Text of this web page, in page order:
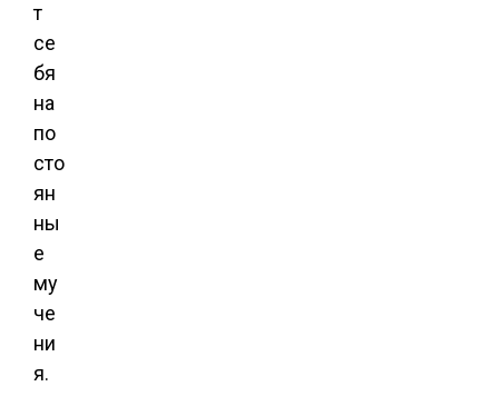
т
се
бя
на
по
сто
ян
ны
е
му
че
ни
я.